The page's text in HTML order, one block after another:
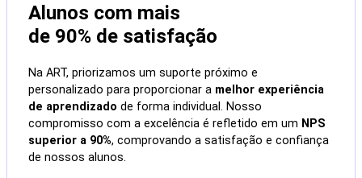
Alunos com mais
de 90% de satisfação
Na ART, priorizamos um suporte próximo e
personalizado para proporcionar a melhor experiência
de aprendizado de forma individual. Nosso
compromisso com a excelência é refletido em um NPS
superior a 90%, comprovando a satisfação e confiança
de nossos alunos.